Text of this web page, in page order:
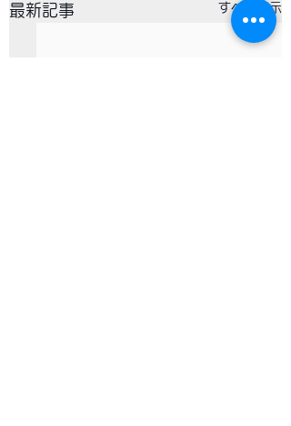
最新記事 すべて表示